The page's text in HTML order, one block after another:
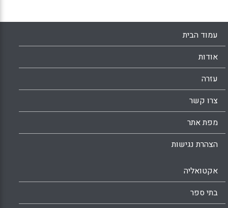
השיעורים הכללית.
WhatsApp
Facebook
Email
X
עמוד הבית
אודות
עזרה
צרו קשר
מפת אתר
הצהרת נגישות
אקטואליה
בתי ספר